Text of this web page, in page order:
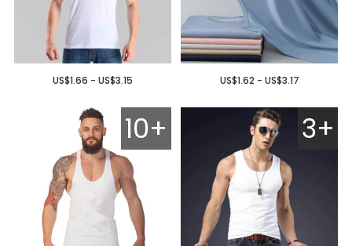
US$1.62 - US$3.17
US$1.66 - US$3.15
3+
10+